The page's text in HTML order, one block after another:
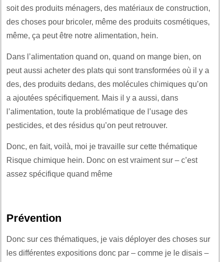
soit des produits ménagers, des matériaux de construction,
des choses pour bricoler, même des produits cosmétiques,
même, ça peut être notre alimentation, hein.
Dans l’alimentation quand on, quand on mange bien, on
peut aussi acheter des plats qui sont transformées où il y a
des, des produits dedans, des molécules chimiques qu’on
a ajoutées spécifiquement. Mais il y a aussi, dans
l’alimentation, toute la problématique de l’usage des
pesticides, et des résidus qu’on peut retrouver.
Donc, en fait, voilà, moi je travaille sur cette thématique
Risque chimique hein. Donc on est vraiment sur – c’est
assez spécifique quand même
Prévention
Donc sur ces thématiques, je vais déployer des choses sur
les différentes expositions donc par – comme je le disais –